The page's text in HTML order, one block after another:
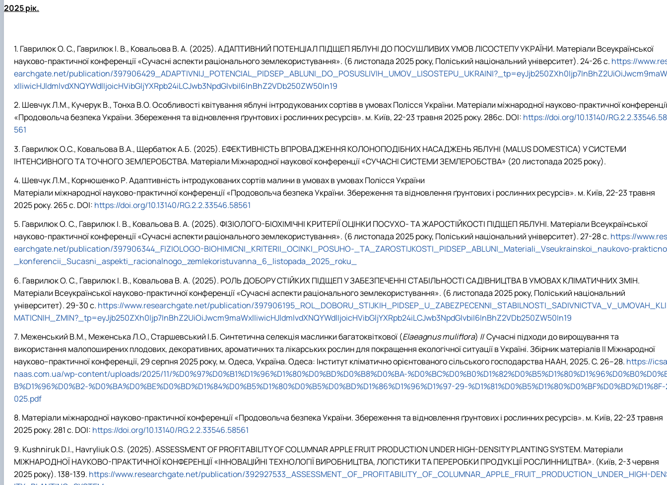
2025 рік.
Гаврилюк О. С., Гаврилюк І. В., Ковальова В.А. (2025). АДАПТИВНИЙ ПОТЕНЦІАЛ ПІДЩЕП ЯБЛУНІ ДО ПОСУШЛИВИХ УМОВ ЛІСОСТЕПУ УКРАЇНИ. Матеріали Всеукраїнської
науково-практичної конференції «Сучасні аспекти раціонального землекористування». (6 листопада 2025 року, Поліський національний університет). 24-26 с. https://
earchgate.net/publication/397906429_ADAPTIVNIJ_POTENCIAL_PIDSEP_ABLUNI_DO_POSUSLIVIH_UMOV_LISOSTEPU_UKRAINI?_tp=eyJjb250ZXh0Ijp7InBhZ2UiOiJwcm9maW
xlIiwicHJldmlvdXNQYWdlIjoicHVibGljYXRpb24iLCJwb3NpdGlvbiI6InBhZ2VDb250ZW50In19
Шевчук Л.М., Кучерук В., Тонха В.О. Особливості квітування яблуні інтродукованих сортівв в умовах Полісся України. Матеріали міжнародної науково-практичної конференції
«Продовольча безпека України. Збереження та відновлення ґрунтових і рослинних ресурсів». м. Київ, 22-23 травня 2025 року. 286с. DOI: https://doi.org/10.13140/RG.2.2.33546.58
561
Гаврилюк О.С., Ковальова В.А., Щербатюк А.Б. (2025). ЕФЕКТИВНІСТЬ ВПРОВАДЖЕННЯ КОЛОНОПОДІБНИХ НАСАДЖЕНЬ ЯБЛУНІ (MALUS DOMESTICA) У СИСТЕМИ
ІНТЕНСИВНОГО ТА ТОЧНОГО ЗЕМЛЕРОБСТВА. Матеріали Міжнародної наукової конференції «СУЧАСНІ СИСТЕМИ ЗЕМЛЕРОБСТВА» (20 листопада 2025 року).
Шевчук Л.М., Корнюшенко Р. Адаптивність інтродукованих сортів малини в умовах в умовах Полісся України
Матеріали міжнародної науково-практичної конференції «Продовольча безпека України. Збереження та відновлення ґрунтових і рослинних ресурсів». м. Київ, 22-23 травня
2025 року. 265 с. DOI: https://doi.org/10.13140/RG.2.2.33546.58561
Гаврилюк О. С., Гаврилюк І. В., Ковальова В.А. (2025).ФІЗІОЛОГО-БІОХІМІЧНІ КРИТЕРІЇ ОЦІНКИ ПОСУХО- ТА ЖАРОСТІЙКОСТІ ПІДЩЕП ЯБЛУНІ. Матеріали Всеукраїнської
науково-практичної конференції «Сучасні аспекти раціонального землекористування». (6 листопада 2025 року, Поліський національний університет). 27-28 с. https://www.res
earchgate.net/publication/397906344_FIZIOLOGO-BIOHIMICNI_KRITERII_OCINKI_POSUHO-_TA_ZAROSTIJKOSTI_PIDSEP_ABLUNI_Materiali_Vseukrainskoi_naukovo-
_konferencii_Sucasni_aspekti_racionalnogo_zemlekoristuvanna_6_listopada_2025_roku_
Гаврилюк О. С., Гаврилюк І. В., Ковальова В.А. (2025). РОЛЬ ДОБОРУ СТІЙКИХ ПІДЩЕП У ЗАБЕЗПЕЧЕННІ СТАБІЛЬНОСТІ САДІВНИЦТВА В УМОВАХ КЛІМАТИЧНИХ ЗМІН.
Матеріали Всеукраїнської науково-практичної конференції «Сучасні аспекти раціонального землекористування». (6 листопада 2025 року, Поліський національний
університет). 29-30 с. https://www.researchgate.net/publication/397906195_ROL_DOBORU_STIJKIH_PIDSEP_U_ZABEZPECENNI_STABILNOSTI_SADIVNICTVA_V_UMOVAH_KLI
MATICNIH_ZMIN?_tp=eyJjb250ZXh0Ijp7InBhZ2UiOiJwcm9maWxlIiwicHJldmlvdXNQYWdlIjoicHVibGljYXRpb24iLCJwb3NpdGlvbiI6InBhZ2VDb250ZW50In19
Меженський В.М., Меженська Л.О., Старшевський І.Б. Синтетична селекція маслинки багатоквіткової (Elaeagnus muliflora) // Сучасні підходи до вирощування та
використання малопоширених плодових, декоративних, ароматичних та лікарських рослин для покращення екологічної ситуації в Україні. Збірник матеріалів ІІ Міжнародної
науково–практичної конференції, 29 серпня 2025 року, м. Одеса, Україна. Одеса: Інститут кліматично орієнтованого сільського господарства НААН, 2025. С. 26–28. https://icsa
naas.com.ua/wp-content/uploads/2025/11/%D0%97%D0%B1%D1%96%D1%80%D0%BD%D0%B8%D0%BA-
B%D1%96%D0%B2-%D0%BA%D0%BE%D0%BD%D1%84%D0%B5%D1%80%D0%B5%D0%BD%D1%86%D1%96%D1%97-29-
025.pdf
Матеріали міжнародної науково-практичної конференції «Продовольча безпека України. Збереження та відновлення ґрунтових і рослинних ресурсів». м. Київ, 22-23 травня
2025 року. 281 с. DOI: https://doi.org/10.13140/RG.2.2.33546.58561
Kushniruk D.I., Havryliuk O.S. (2025). ASSESSMENT OF PROFITABILITY OF COLUMNAR APPLE FRUIT PRODUCTION UNDER HIGH-DENSITY PLANTING SYSTEM. Матеріали
МІЖНАРОДНОЇ НАУКОВО-ПРАКТИЧНОЇ КОНФЕРЕНЦІЇ «ІННОВАЦІЙНІ ТЕХНОЛОГІЇ ВИРОБНИЦТВА, ЛОГІСТИКИ ТА ПЕРЕРОБКИ ПРОДУКЦІЇ РОСЛИННИЦТВА». (Київ, 2-3 червня
2025 року). 138-139. https://www.researchgate.net/publication/392927533_ASSESSMENT_OF_PROFITABILITY_OF_COLUMNAR_APPLE_FRUIT_PRODUCTION_UNDER_HIGH-